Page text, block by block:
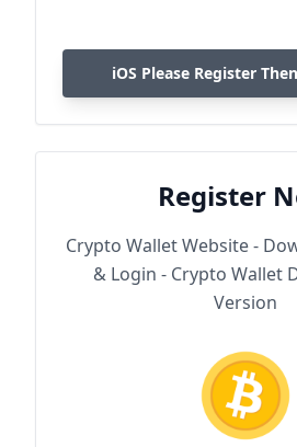
iOS Please Register
Register
Crypto Wallet Website -
& Login - Crypto Wallet
Version